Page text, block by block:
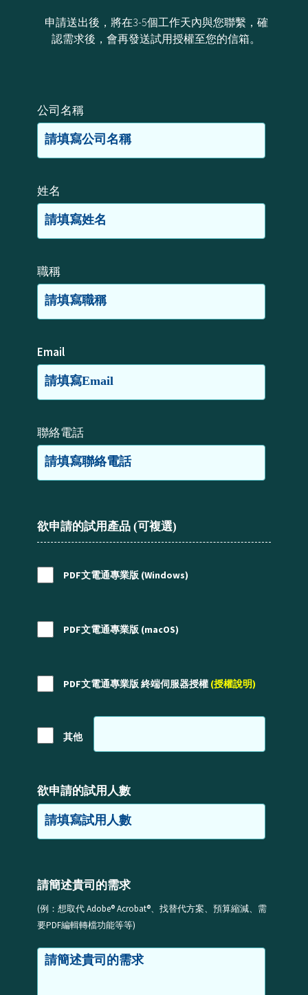
申請送出後，將在3-5個工作天內與您聯繫，確
認需求後，會再發送試用授權至您的信箱。
公司名稱
姓名
職稱
Email
聯絡電話
欲申請的試用產品 (可複選)
PDF文電通專業版 (Windows)
PDF文電通專業版 (macOS)
PDF文電通專業版 終端伺服器授權 (授權說明)
其他
欲申請的試用人數
請簡述貴司的需求
(例：想取代 Adobe® Acrobat®、找替代方案、預算縮減、需
要PDF編輯轉檔功能等等)